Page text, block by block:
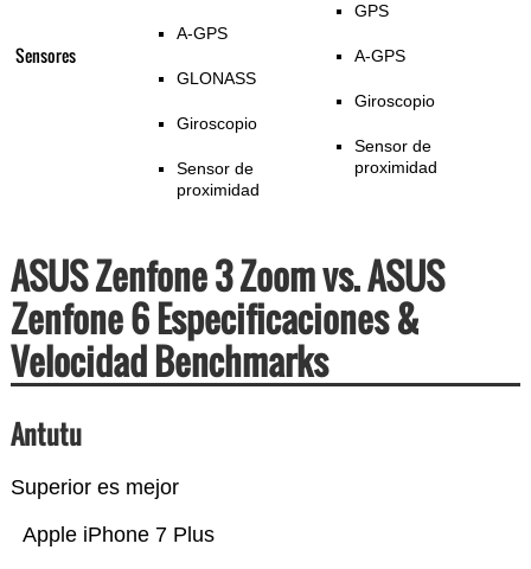
Sensores
A-GPS
GLONASS
Giroscopio
Sensor de
proximidad
GPS
A-GPS
Giroscopio
Sensor de
proximidad
ASUS Zenfone 3 Zoom vs. ASUS
Zenfone 6 Especificaciones &
Velocidad Benchmarks
Antutu
Superior es mejor
Apple iPhone 7 Plus